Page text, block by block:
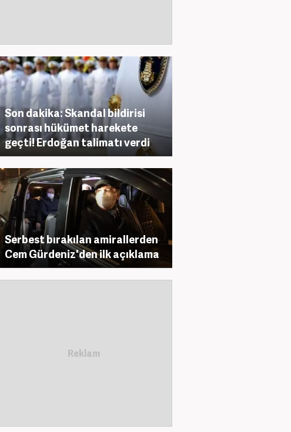
Son dakika: Skandal bildirisi
sonrası hükümet harekete
geçti! Erdoğan talimatı verdi
Serbest bırakılan amirallerden
Cem Gürdeniz'den ilk açıklama